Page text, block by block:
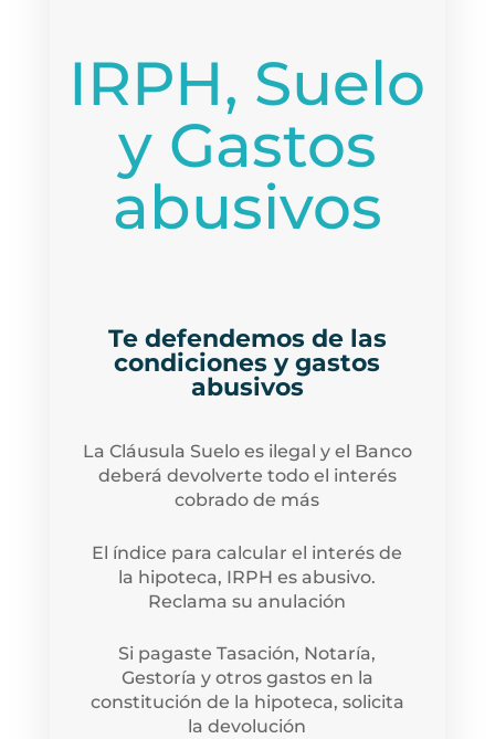
IRPH, Suelo
y Gastos
abusivos
Te defendemos de las
condiciones y gastos
abusivos
La Cláusula Suelo es ilegal y el Banco
deberá devolverte todo el interés
cobrado de más
El índice para calcular el interés de
la hipoteca, IRPH es abusivo.
Reclama su anulación
Si pagaste Tasación, Notaría,
Gestoría y otros gastos en la
constitución de la hipoteca, solicita
la devolución